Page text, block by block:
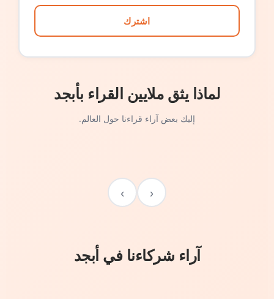
اشترك
لماذا يثق ملايين القراء بأبجد
إليك بعض آراء قراءنا حول العالم.
‹
›
آراء شركاءنا في أبجد